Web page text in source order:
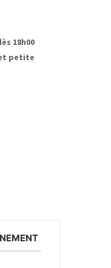
18h00
petite